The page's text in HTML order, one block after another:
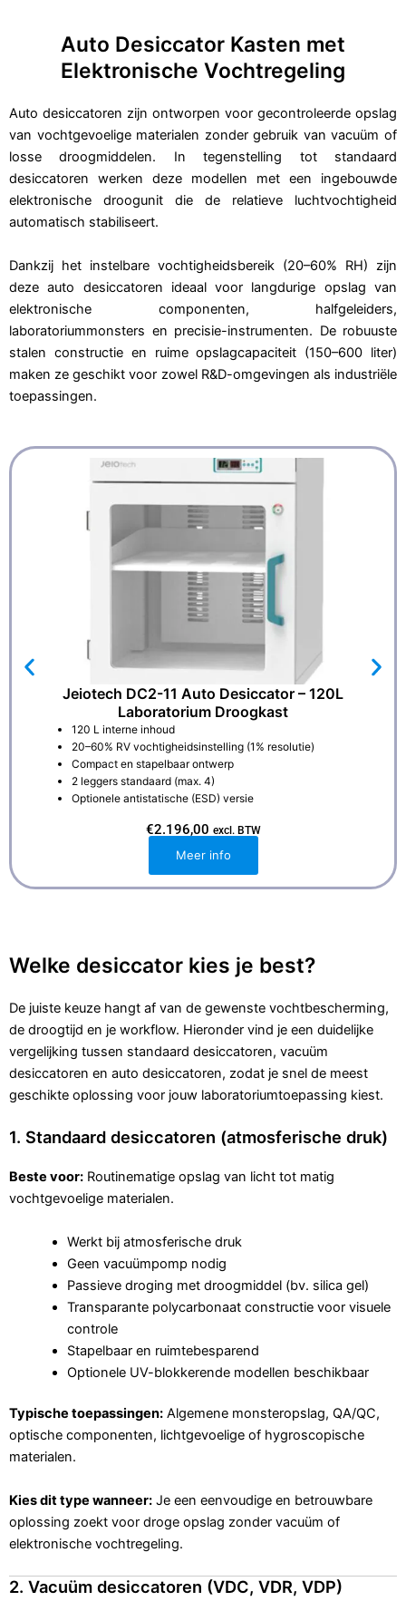
Auto Desiccator Kasten met
Elektronische Vochtregeling
Auto desiccatoren zijn ontworpen voor gecontroleerde opslag
van vochtgevoelige materialen zonder gebruik van vacuüm of
losse droogmiddelen. In tegenstelling tot standaard
desiccatoren werken deze modellen met een ingebouwde
elektronische droogunit die de relatieve luchtvochtigheid
automatisch stabiliseert.
Dankzij het instelbare vochtigheidsbereik (20–60% RH) zijn
deze auto desiccatoren ideaal voor langdurige opslag van
elektronische componenten, halfgeleiders,
laboratoriummonsters en precisie-instrumenten. De robuuste
stalen constructie en ruime opslagcapaciteit (150–600 liter)
maken ze geschikt voor zowel R&D-omgevingen als industriële
toepassingen.
Jeiotech DC2-11 Auto Desiccator – 120L
Laboratorium Droogkast
120 L interne inhoud
20–60% RV vochtigheidsinstelling (1% resolutie)
Compact en stapelbaar ontwerp
2 leggers standaard (max. 4)
Optionele antistatische (ESD) versie
€2.196,00 excl. BTW
Meer info
Welke desiccator kies je best?
De juiste keuze hangt af van de gewenste vochtbescherming,
de droogtijd en je workflow. Hieronder vind je een duidelijke
vergelijking tussen standaard desiccatoren, vacuüm
desiccatoren en auto desiccatoren, zodat je snel de meest
geschikte oplossing voor jouw laboratoriumtoepassing kiest.
1. Standaard desiccatoren (atmosferische druk)
Beste voor: Routinematige opslag van licht tot matig
vochtgevoelige materialen.
Werkt bij atmosferische druk
Geen vacuümpomp nodig
Passieve droging met droogmiddel (bv. silica gel)
Transparante polycarbonaat constructie voor visuele
controle
Stapelbaar en ruimtebesparend
Optionele UV-blokkerende modellen beschikbaar
Typische toepassingen: Algemene monsteropslag, QA/QC,
optische componenten, lichtgevoelige of hygroscopische
materialen.
Kies dit type wanneer: Je een eenvoudige en betrouwbare
oplossing zoekt voor droge opslag zonder vacuüm of
elektronische vochtregeling.
2. Vacuüm desiccatoren (VDC, VDR, VDP)